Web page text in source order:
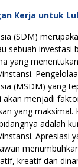
Kerja untuk
(SDM)
sebuah investasi
yang
(MSDM) yang
akan menjadi
yang maksimal.
adalah
Apresiasi
kreatif dan